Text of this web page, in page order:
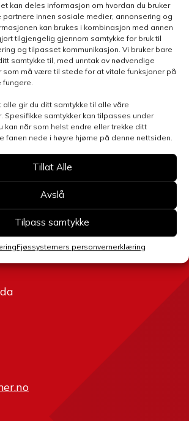
kan deles informasjon om hvordan du bruker
innen sosiale medier, annonsering og
kan brukes i kombinasjon med annen
tilgjengelig gjennom samtykke for bruk til
og tilpasset kommunikasjon. Vi bruker bare
samtykke til, med unntak av nødvendige
som må være til stede for at vitale funksjoner på
fungere.
alle gir du ditt samtykke til alle våre
Spesifikke samtykker kan tilpasses under
kan når som helst endre eller trekke ditt
fanen nede i høyre hjørne på denne nettsiden.
Tillat Alle
Avslå
Tilpass samtykke
Fjøssystemers personvernerklæring